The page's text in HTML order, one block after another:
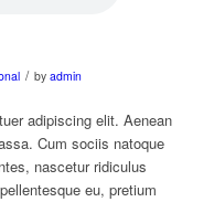
/ by admin
adipiscing elit. Aenean
Cum sociis natoque
nascetur ridiculus
eu, pretium